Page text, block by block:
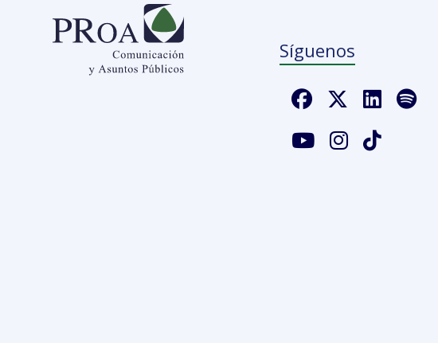
Síguenos